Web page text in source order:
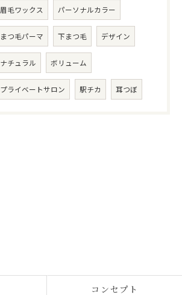
眉毛ワックス パーソナルカラー
まつ毛パーマ 下まつ毛 デザイン
ナチュラル ボリューム
プライベートサロン 駅チカ 耳つぼ
コンセプト